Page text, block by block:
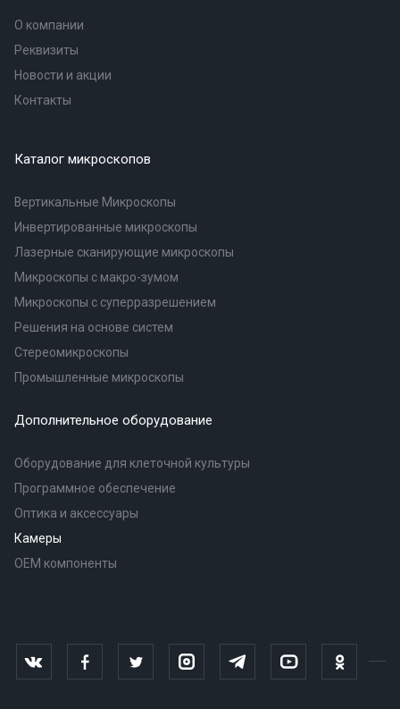
О компании
Реквизиты
Новости и акции
Контакты
Каталог микроскопов
Вертикальные Микроскопы
Инвертированные микроскопы
Лазерные сканирующие микроскопы
Микроскопы с макро-зумом
Микроскопы с суперразрешением
Решения на основе систем
Стереомикроскопы
Промышленные микроскопы
Дополнительное оборудование
Оборудование для клеточной культуры
Программное обеспечение
Оптика и аксессуары
Камеры
OEM компоненты